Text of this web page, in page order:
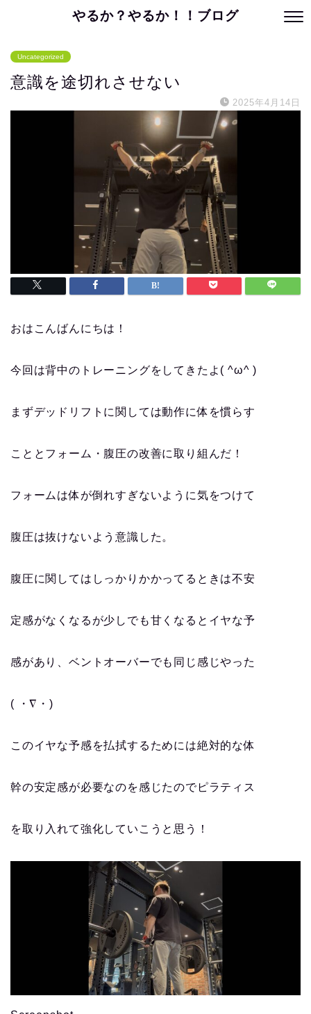
やるか？やるか！！ブログ
Uncategorized
意識を途切れさせない
2025年4月14日
おはこんばんにちは！
今回は背中のトレーニングをしてきたよ( ^ω^ )
まずデッドリフトに関しては動作に体を慣らす
こととフォーム・腹圧の改善に取り組んだ！
フォームは体が倒れすぎないように気をつけて
腹圧は抜けないよう意識した。
腹圧に関してはしっかりかかってるときは不安
定感がなくなるが少しでも甘くなるとイヤな予
感があり、ベントオーバーでも同じ感じやった
( ・∇・)
このイヤな予感を払拭するためには絶対的な体
幹の安定感が必要なのを感じたのでピラティス
を取り入れて強化していこうと思う！